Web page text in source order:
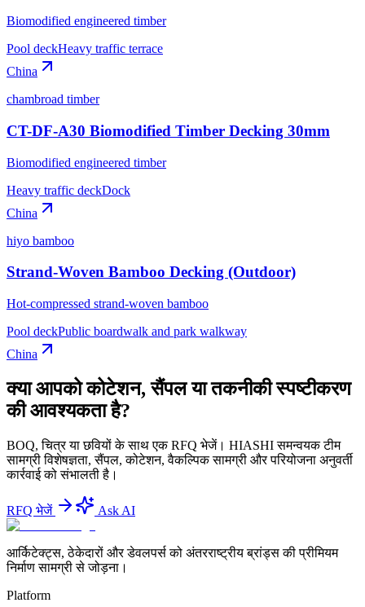
Biomodified engineered timber
Pool deckHeavy traffic terrace
China
chambroad timber
CT-DF-A30 Biomodified Timber Decking 30mm
Biomodified engineered timber
Heavy traffic deckDock
China
hiyo bamboo
Strand-Woven Bamboo Decking (Outdoor)
Hot-compressed strand-woven bamboo
Pool deckPublic boardwalk and park walkway
China
क्या आपको कोटेशन, सैंपल या तकनीकी स्पष्टीकरण
की आवश्यकता है?
BOQ, चित्र या छवियों के साथ एक RFQ भेजें। HIASHI समन्वयक टीम
सामग्री विशेषज्ञता, सैंपल, कोटेशन, वैकल्पिक सामग्री और परियोजना अनुवर्ती
कार्रवाई को संभालती है।
RFQ भेजें Ask AI
आर्किटेक्ट्स, ठेकेदारों और डेवलपर्स को अंतरराष्ट्रीय ब्रांड्स की प्रीमियम
निर्माण सामग्री से जोड़ना।
Platform